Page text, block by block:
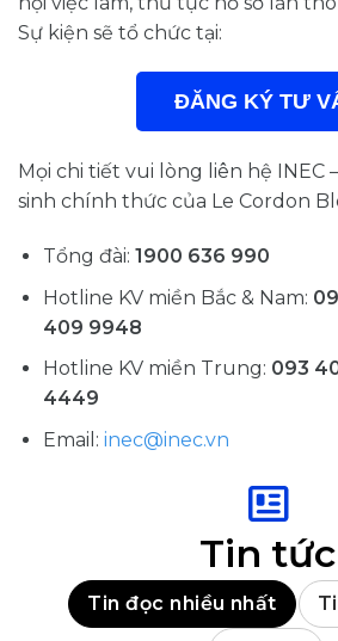
Sự kiện sẽ tổ chức tại:
ĐĂNG KÝ TƯ
Mọi chi tiết vui lòng liên hệ INEC
sinh chính thức của Le Cordon
Tổng đài: 1900 636 990
Hotline KV miền Bắc & Nam:
409 9948
Hotline KV miền Trung: 093
4449
Email: inec@inec.vn
Tin tức
Tin đọc nhiều nhất